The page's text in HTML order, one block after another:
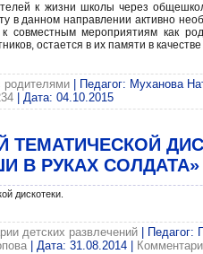
к жизни школы через
в данном направлении активно
совместным мероприятиям как
остается в их памяти в
родителями | Педагог: Муханова
| Дата: 04.10.2015
ТЕМАТИЧЕСКОЙ
В РУКАХ СОЛДАТА»
дискотеки.
детских развлечений | Педагог:
| Дата: 31.08.2014